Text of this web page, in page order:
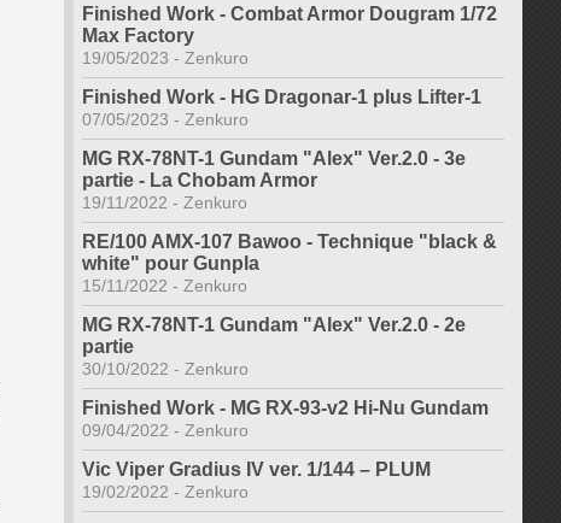
Finished Work - Combat Armor Dougram 1/72
Max Factory
19/05/2023 - Zenkuro
Finished Work - HG Dragonar-1 plus Lifter-1
07/05/2023 - Zenkuro
MG RX-78NT-1 Gundam "Alex" Ver.2.0 - 3e
partie - La Chobam Armor
19/11/2022 - Zenkuro
RE/100 AMX-107 Bawoo - Technique "black &
white" pour Gunpla
15/11/2022 - Zenkuro
MG RX-78NT-1 Gundam "Alex" Ver.2.0 - 2e
partie
30/10/2022 - Zenkuro
Finished Work - MG RX-93-v2 Hi-Nu Gundam
09/04/2022 - Zenkuro
Vic Viper Gradius IV ver. 1/144 – PLUM
19/02/2022 - Zenkuro